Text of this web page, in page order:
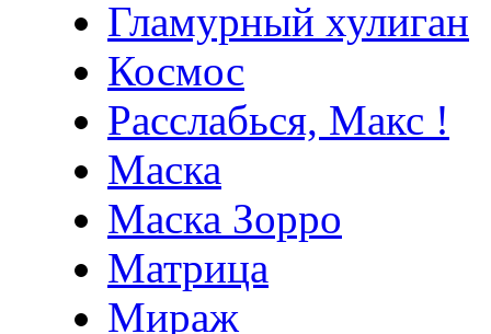
Гламурный хулиган
Космос
Расслабься, Макс !
Маска
Маска Зорро
Матрица
Мираж